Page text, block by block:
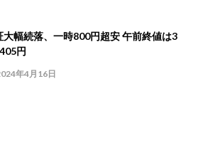
大幅続落、一時800円超安 午前終値は3
円
年4月16日